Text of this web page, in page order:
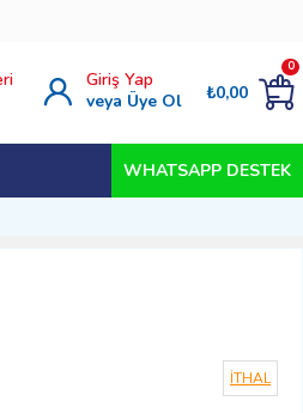
Giriş Yap
veya Üye Ol
₺0,00
0
WHATSAPP DESTEK
İTHAL